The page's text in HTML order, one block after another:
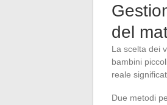
del
La scelta dei
bambini
reale
Due metodi